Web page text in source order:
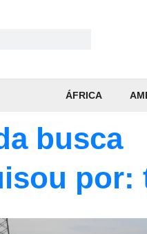
ÁFRICA
busca